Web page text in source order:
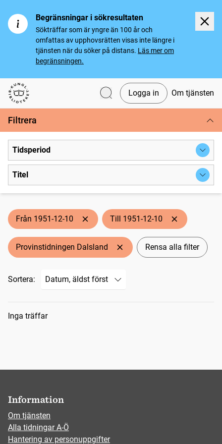
Begränsningar i sökresultaten
Sökträffar som är yngre än 100 år och
omfattas av upphovsrätten visas inte längre i
tjänsten när du söker på distans. Läs mer om
begränsningen.
Svenska tidningar
Logga in Om tjänsten
Filtrera
Tidsperiod
Titel
Från 1951-12-10 Till 1951-12-10
Provinstidningen Dalsland Rensa alla filter
Sortera:
Sökresultat
Inga träffar
Information
Om tjänsten
Alla tidningar A-Ö
Hantering av personuppgifter